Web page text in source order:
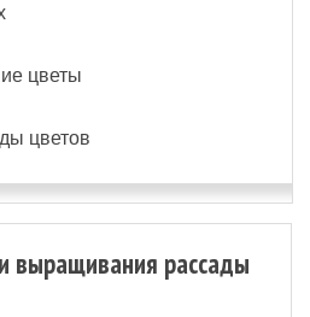
цветы
цветов
выращивания рассады